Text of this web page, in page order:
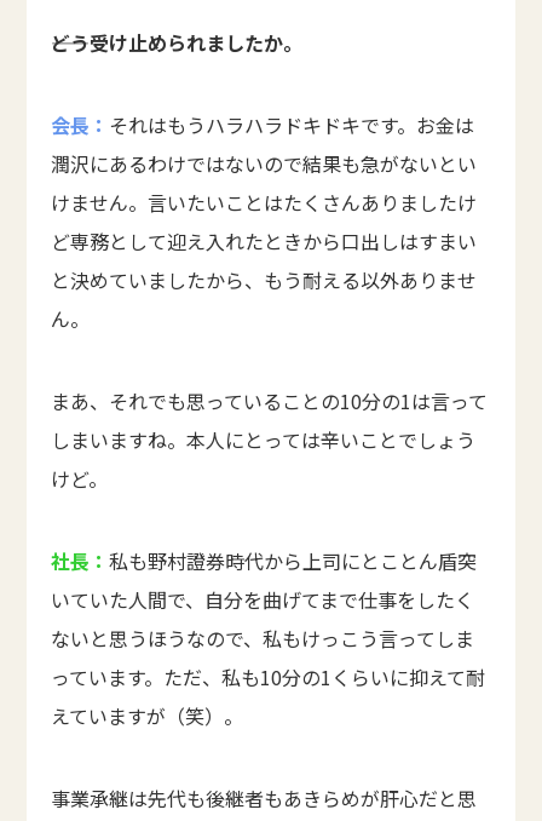
――どう受け止められましたか。
会長： それはもうハラハラドキドキです。お金は
潤沢にあるわけではないので結果も急がないとい
けません。言いたいことはたくさんありましたけ
ど専務として迎え入れたときから口出しはすまい
と決めていましたから、もう耐える以外ありませ
ん。
まあ、それでも思っていることの10分の1は言って
しまいますね。本人にとっては辛いことでしょう
けど。
社長：私も野村證券時代から上司にとことん盾突
いていた人間で、自分を曲げてまで仕事をしたく
ないと思うほうなので、私もけっこう言ってしま
っています。ただ、私も10分の1くらいに抑えて耐
えていますが（笑）。
事業承継は先代も後継者もあきらめが肝心だと思